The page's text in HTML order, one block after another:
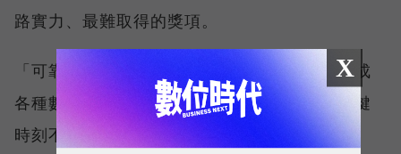
路實力、最難取得的獎項。
「可靠性體驗」衡量的是使用者是否能順利完成
各種數位應用，因此，考驗的是網路服務在關鍵
時刻不中斷的能力。例如，搶購熱門演唱會門
X